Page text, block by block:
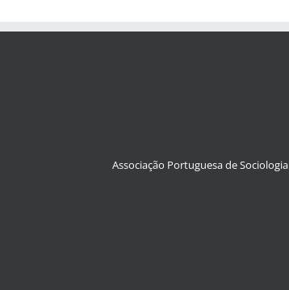
Associação Portuguesa de Sociologia